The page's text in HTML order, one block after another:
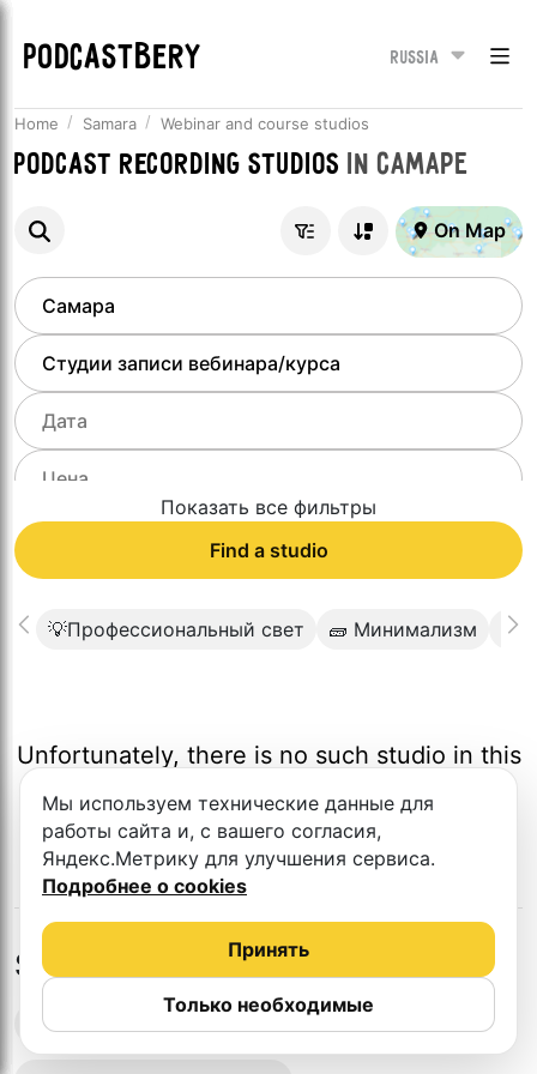
PODCASTBERY Russia
Home Samara Webinar and course studios
Podcast recording studios inСамаре
On Map
Показать все фильтры
Find a studio
💡Профессиональный свет 🧱 Минимализм
Unfortunately, there is no such studio in this
Studios in nearby cities
Podcast recording studios
Мы используем технические данные для
работы сайта и, с вашего согласия,
Яндекс.Метрику для улучшения сервиса.
Подробнее о cookies
Только необходимые
Принять